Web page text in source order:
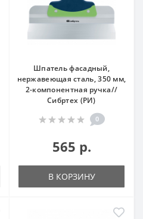
Шпатель фасадный,
нержавеющая сталь, 350 мм,
2-компонентная ручка//
Сибртех (РИ)
0
565 р.
В КОРЗИНУ